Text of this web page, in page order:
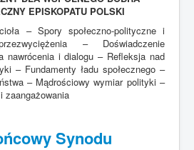
EPISKOPATU POLSKI
– Spory społeczno-polityczne i
– Doświadczenie
nawrócenia i dialogu – Refleksja nad
– Fundamenty ładu społecznego –
– Mądrościowy wymiar polityki –
zaangażowania
Synodu